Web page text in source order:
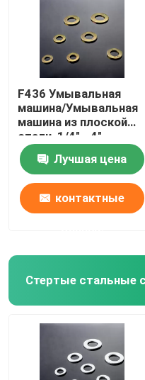
F436 Умывальная
машина/Умывальная
машина из плоской
стали, 1/4" - 4",
цинковая/
дакрометная
Лучшая цена
контактные